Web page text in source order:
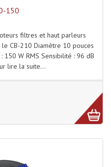
290 Asd
Quatro Deco
Et Échafaudage
Et Accessoires
150
filtres et haut parleurs
CB-210 Diamètre 10 pouces
150 W RMS Sensibilité : 96 dB
lire la suite...